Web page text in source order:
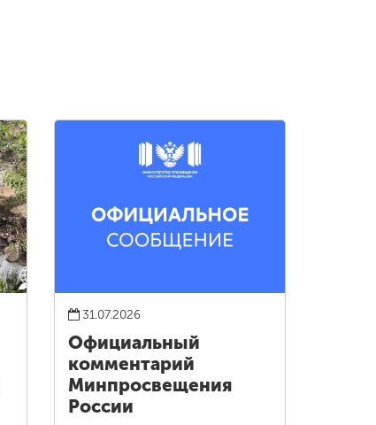
31.07.2026
Официальный
комментарий
Минпросвещения
России